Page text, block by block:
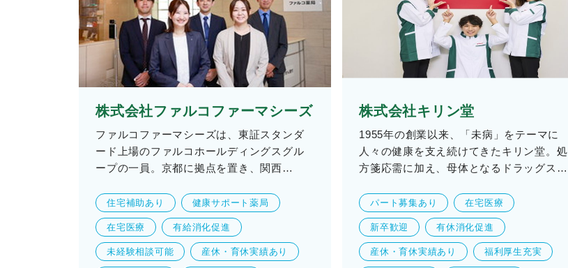
株式会社ファルコファーマシーズ
ファルコファーマシーズは、東証スタンダ
ード上場のファルコホールディングスグル
ープの一員。京都に拠点を置き、関西…
住宅補助あり 健康サポート薬局
在宅医療 有給消化促進
未経験相談可能 産休・育休実績あり
株式会社キリン堂
1955年の創業以来、「未病」をテーマに
人々の健康を支え続けてきたキリン堂。処
方箋応需に加え、母体となるドラッグス…
パート募集あり 在宅医療
新卒歓迎 有休消化促進
産休・育休実績あり 福利厚生充実